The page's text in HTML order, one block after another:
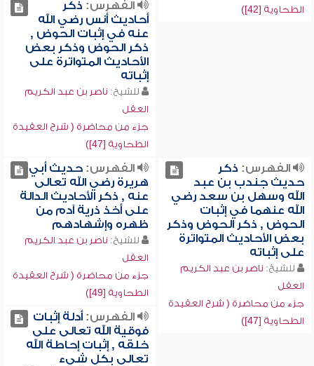
الطحاوية [42])
الفهرس: ذكر
أحاديث أنس رضي الله
عنه في إثبات الحوض ,
ذكر الحوض وذكر بعض
الأحاديث المتواترة على
إثباته
للشيخ: ناصر بن عبد الكريم
العقل
جزء من محاضرة ( شرح العقيدة
الطحاوية [47])
الفهرس: ذكر
حديث جندب بن عبد
الله وسهل بن سعد رضي
الله عنهما في إثبات
الحوض , ذكر الحوض وذكر
بعض الأحاديث المتواترة
على إثباته
للشيخ: ناصر بن عبد الكريم
العقل
جزء من محاضرة ( شرح العقيدة
الطحاوية [47])
الفهرس:حديث أبي
هريرة رضي الله تعالى
عنه , ذكر الأحاديث الدالة
على أخذ ذرية آدم من
ظهره وإشهادهم
للشيخ: ناصر بن عبد الكريم
العقل
جزء من محاضرة ( شرح العقيدة
الطحاوية [49])
الفهرس:أدلة إثبات
فوقية الله تعالى على
خلقه , إثبات إحاطة الله
تعالى بكل شيء